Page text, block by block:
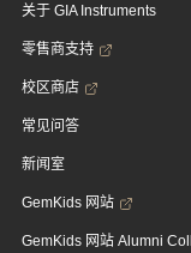
关于 GIA Instruments
零售商支持
校区商店
常见问答
新闻室
GemKids 网站
GemKids 网站 Alumni